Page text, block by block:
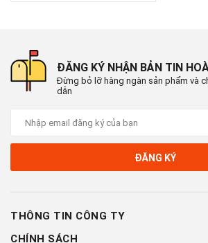
ĐĂNG KÝ NHẬN BẢN TIN
Đừng bỏ lỡ hàng ngàn sản phẩm và
dẫn
ĐĂNG KÝ
THÔNG TIN CÔNG TY
CHÍNH SÁCH